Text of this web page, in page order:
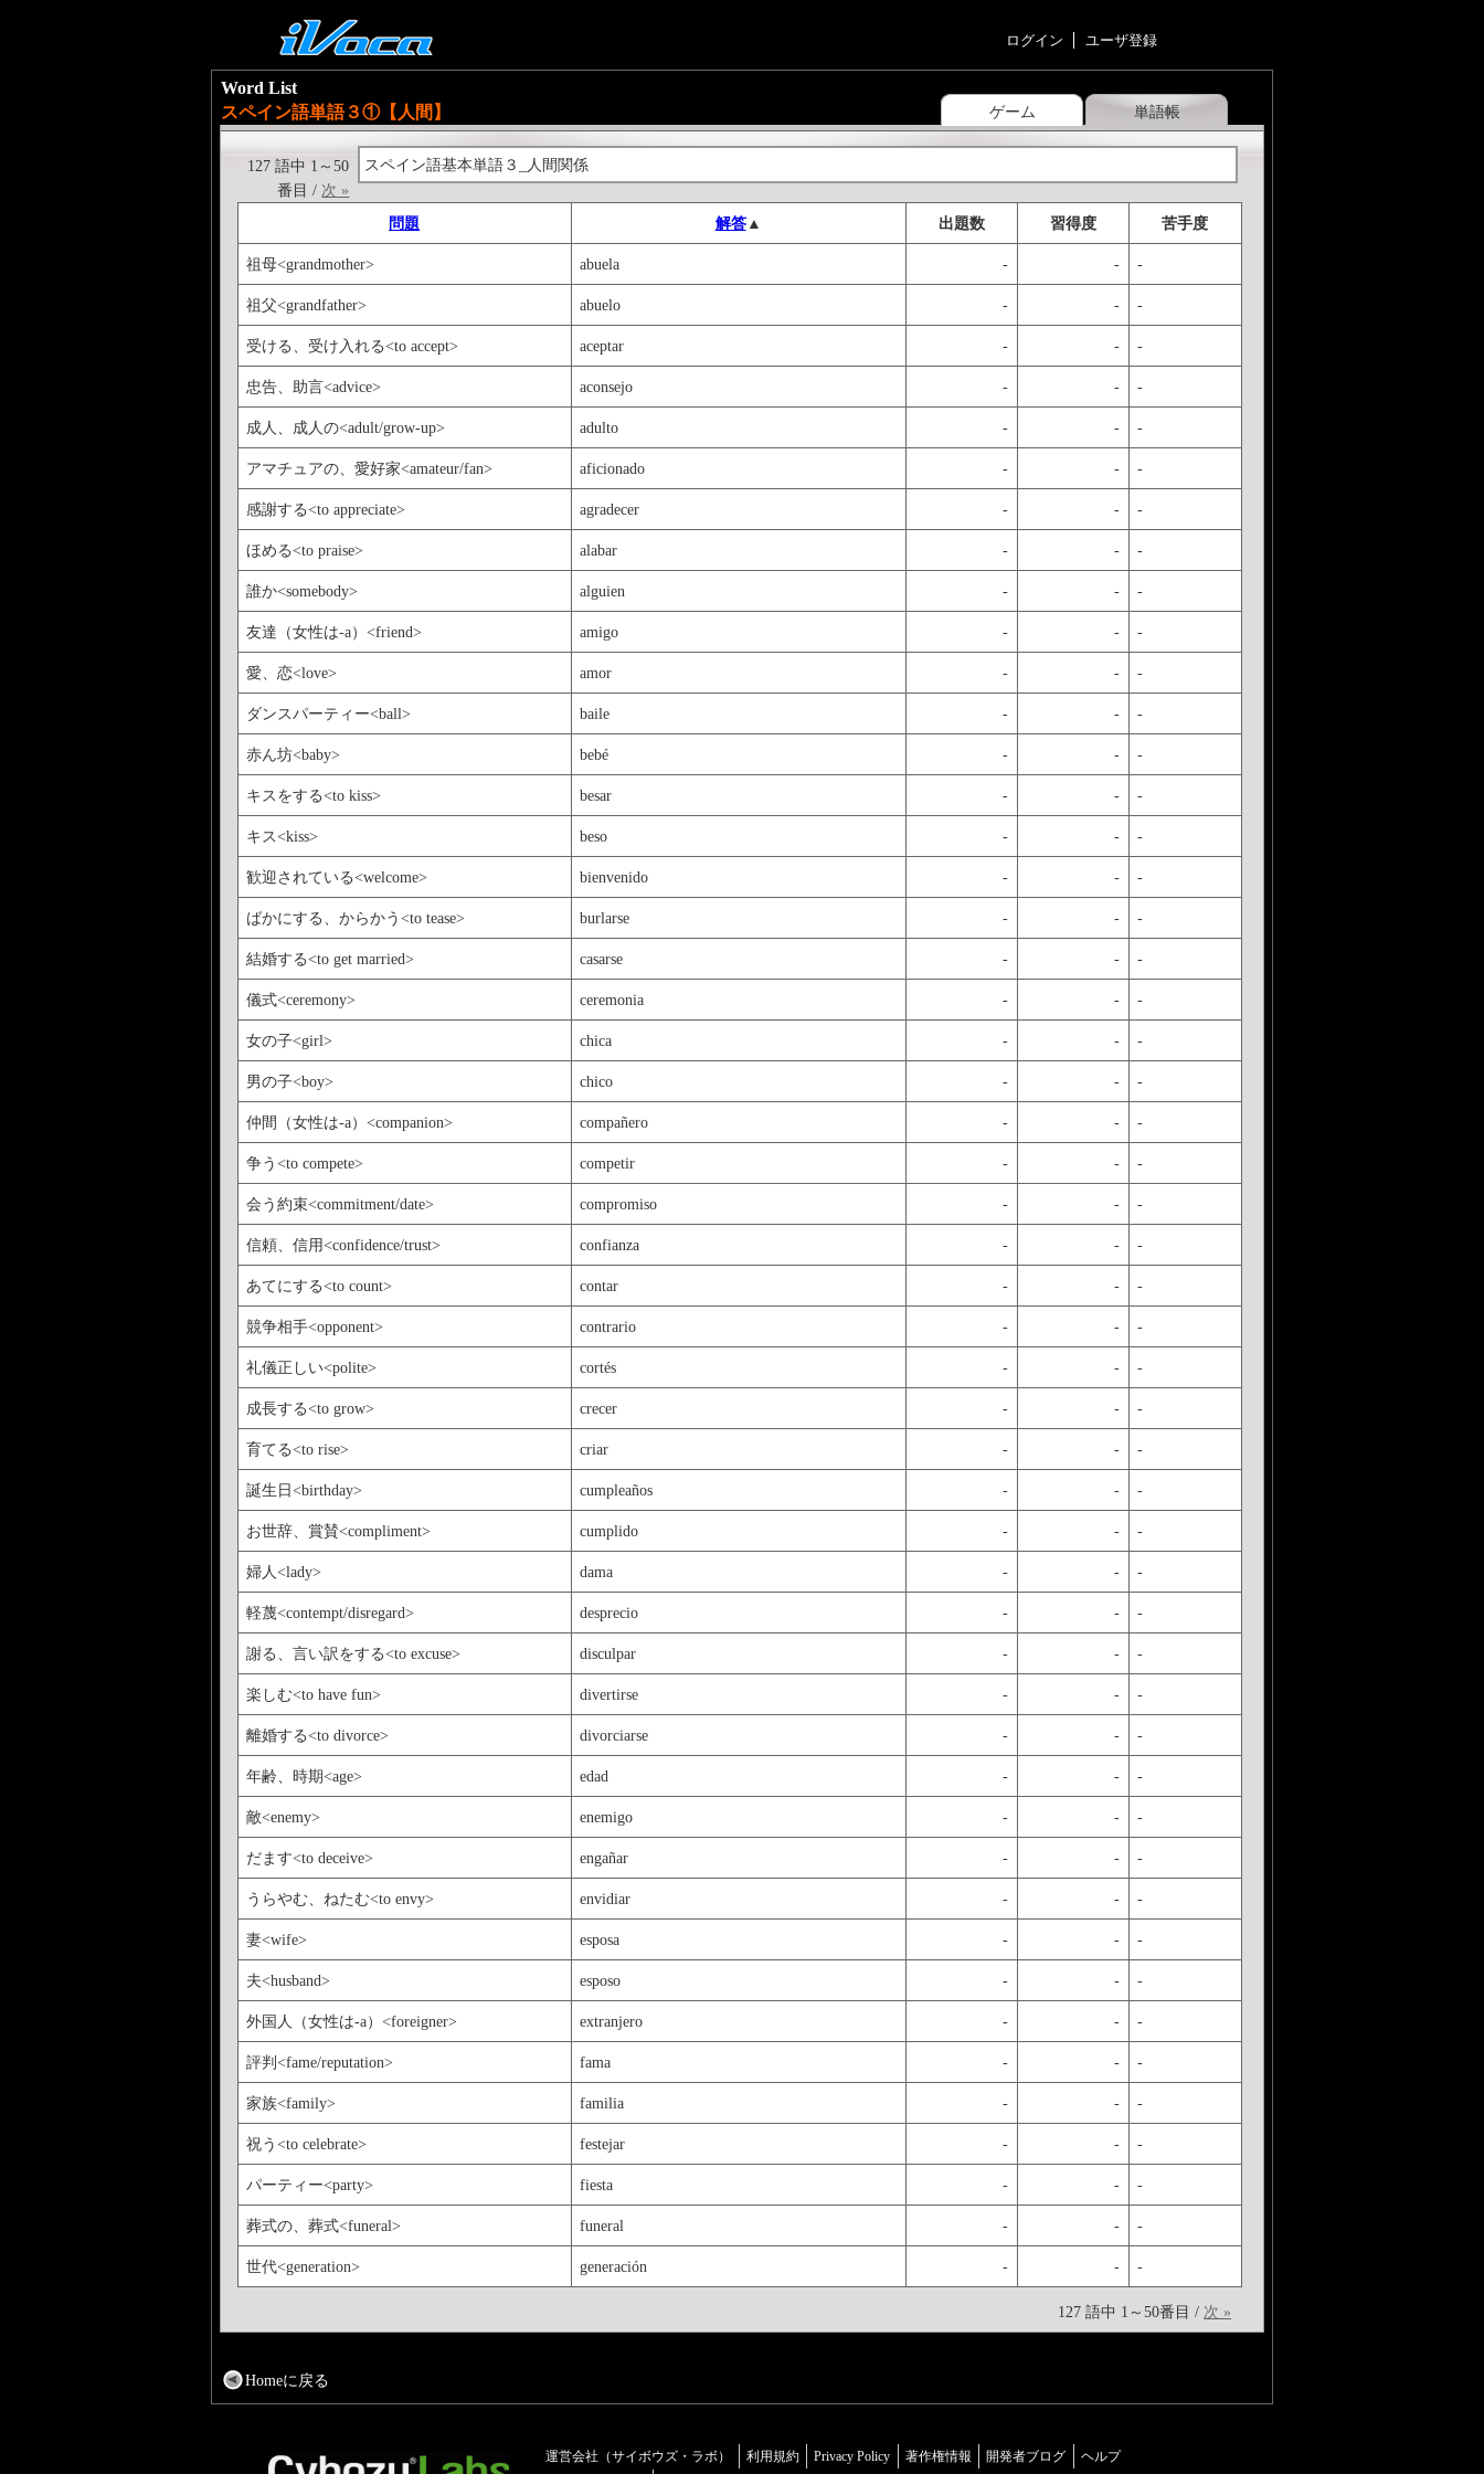
ログイン ユーザ登録
ゲーム 単語帳
Word List
スペイン語単語３①【人間】
スペイン語基本単語３_人間関係
127 語中 1～50
番目 / 次 »
問題
解答▲ 出題数 習得度 苦手度
祖母<grandmother> abuela - - -
祖父<grandfather> abuelo - - -
受ける、受け入れる<to accept> aceptar - - -
忠告、助言<advice> aconsejo - - -
成人、成人の<adult/grow-up> adulto - - -
アマチュアの、愛好家<amateur/fan> aficionado - - -
感謝する<to appreciate> agradecer - - -
ほめる<to praise> alabar - - -
誰か<somebody> alguien - - -
友達（女性は-a）<friend> amigo - - -
愛、恋<love> amor - - -
ダンスパーティー<ball> baile - - -
赤ん坊<baby> bebé - - -
キスをする<to kiss> besar - - -
キス<kiss> beso - - -
歓迎されている<welcome> bienvenido - - -
ばかにする、からかう<to tease> burlarse - - -
結婚する<to get married> casarse - - -
儀式<ceremony> ceremonia - - -
女の子<girl> chica - - -
男の子<boy> chico - - -
仲間（女性は-a）<companion> compañero - - -
争う<to compete> competir - - -
会う約束<commitment/date> compromiso - - -
信頼、信用<confidence/trust> confianza - - -
あてにする<to count> contar - - -
競争相手<opponent> contrario - - -
礼儀正しい<polite> cortés - - -
成長する<to grow> crecer - - -
育てる<to rise> criar - - -
誕生日<birthday> cumpleaños - - -
お世辞、賞賛<compliment> cumplido - - -
婦人<lady> dama - - -
軽蔑<contempt/disregard> desprecio - - -
謝る、言い訳をする<to excuse> disculpar - - -
楽しむ<to have fun> divertirse - - -
離婚する<to divorce> divorciarse - - -
年齢、時期<age> edad - - -
敵<enemy> enemigo - - -
だます<to deceive> engañar - - -
うらやむ、ねたむ<to envy> envidiar - - -
妻<wife> esposa - - -
夫<husband> esposo - - -
外国人（女性は-a）<foreigner> extranjero - - -
評判<fame/reputation> fama - - -
家族<family> familia - - -
祝う<to celebrate> festejar - - -
パーティー<party> fiesta - - -
葬式の、葬式<funeral> funeral - - -
世代<generation> generación - - -
127 語中 1～50番目 / 次 »
Homeに戻る
運営会社（サイボウズ・ラボ） 利用規約 Privacy Policy 著作権情報 開発者ブログ ヘルプ